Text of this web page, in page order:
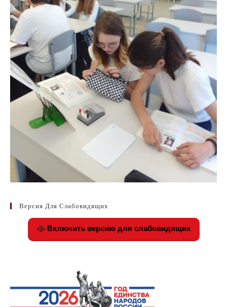
Версия Для Слабовидящих
Включить версию для слабовидящих